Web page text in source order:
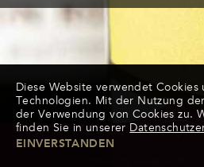
Diese Website verwendet Cookies
Technologien. Mit der Nutzung
der Verwendung von Cookies zu.
finden Sie in unserer
EINVERSTANDEN